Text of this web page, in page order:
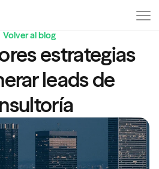
Volver al blog
estrategias
leads de